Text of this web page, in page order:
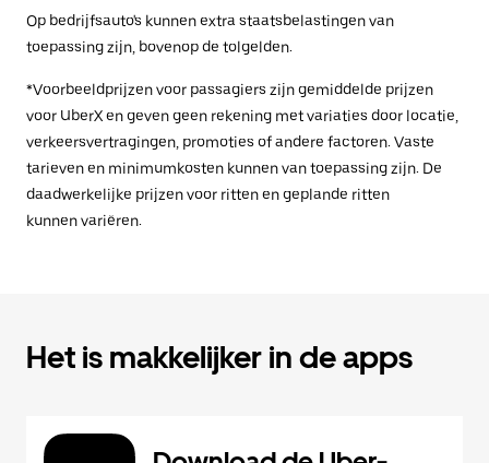
Op bedrijfsauto's kunnen extra staatsbelastingen van
toepassing zijn, bovenop de tolgelden.
*Voorbeeldprijzen voor passagiers zijn gemiddelde prijzen
voor UberX en geven geen rekening met variaties door locatie,
verkeersvertragingen, promoties of andere factoren. Vaste
tarieven en minimumkosten kunnen van toepassing zijn. De
daadwerkelijke prijzen voor ritten en geplande ritten
kunnen variëren.
Het is makkelijker in de apps